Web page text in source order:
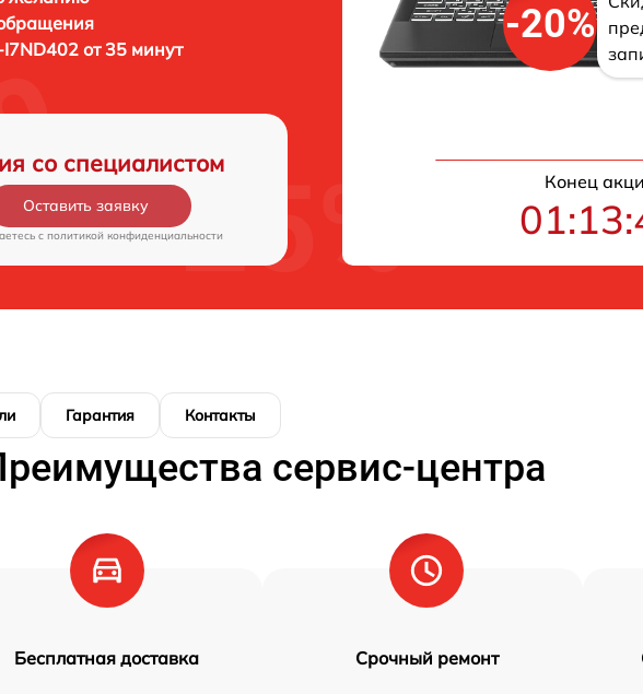
от 35 минут
со специалистом
Оставить заявку
c политикой конфиденциальности
-20%
Конец
Гарантия Контакты
сервис-центра
Бесплатная доставка Срочный ремонт